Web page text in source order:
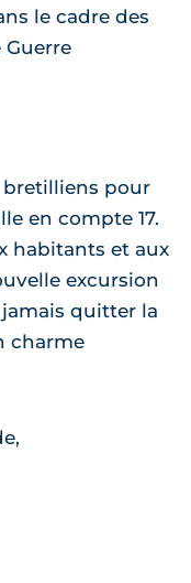
le cadre des
bretilliens pour
en compte 17.
habitants et aux
excursion
quitter la
charme